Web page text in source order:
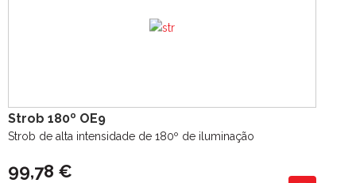
Strob 180º OE9
Strob de alta intensidade de 180º de iluminação
99,78 €